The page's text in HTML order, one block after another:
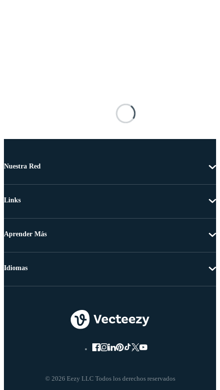
Nuestra Red
Links
Aprender Más
© 2026 Eezy LLC Todos los derechos reservados
Idiomas